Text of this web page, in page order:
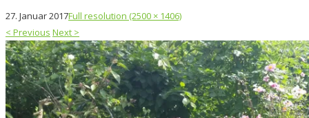
27. Januar 2017Full resolution (2500 × 1406)
< Previous Next >